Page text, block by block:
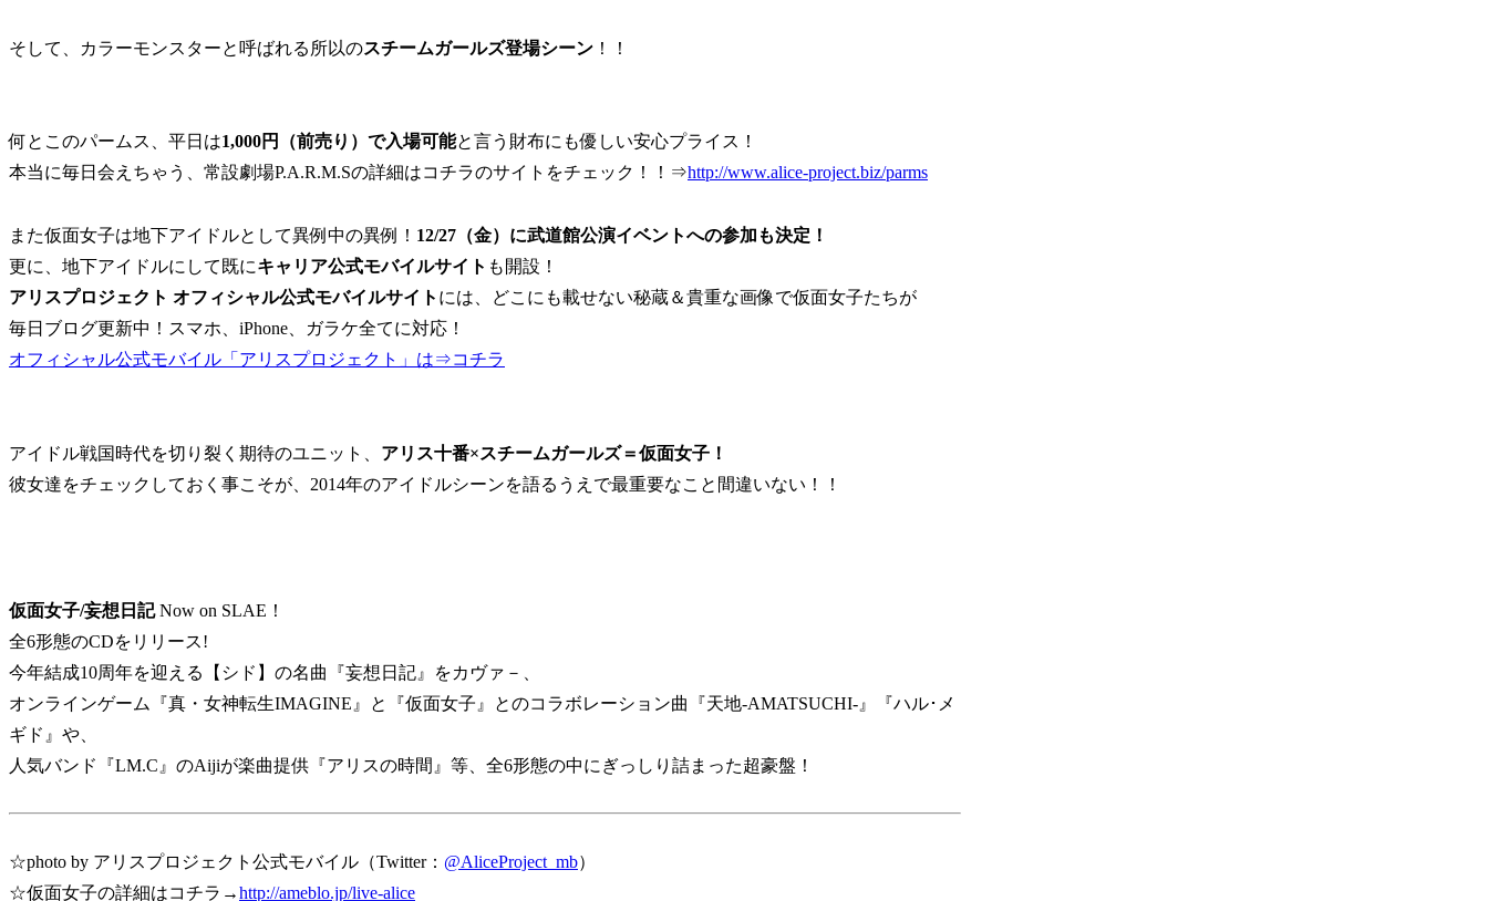
そして、カラーモンスターと呼ばれる所以のスチームガールズ登場シーン ！！
何とこのパームス、平日は1,000円（前売り）で入場可能と言う財布にも優しい安心プライス！
本当に毎日会えちゃう、常設劇場P.A.R.M.Sの詳細はコチラのサイトをチェック！！⇒http://www.alice-project.biz/parms
また仮面女子は地下アイドルとして異例中の異例！ 12/27（金）に武道館公演イベントへの参加も決定！
更に、地下アイドルにして既にキャリア公式モバイルサイト も開設！
アリスプロジェクト オフィシャル公式モバイルサイト には、どこにも載せない秘蔵＆貴重な画像で仮面女子たちが
毎日ブログ更新中！スマホ、iPhone、ガラケ全てに対応！
オフィシャル公式モバイル「アリスプロジェクト」は⇒コチラ
アイドル戦国時代を切り裂く期待のユニット、 アリス十番×スチームガールズ＝仮面女子！
彼女達をチェックしておく事こそが、2014年のアイドルシーンを語るうえで最重要なこと間違いない！！
仮面女子/妄想日記Now on SLAE！
全6形態のCDをリリース!
今年結成10周年を迎える【シド】の名曲『妄想日記』をカヴァ－、
オンラインゲーム『真・女神転生IMAGINE』と『仮面女子』とのコラボレーション曲『天地-AMATSUCHI-』『ハル･メ
ギド』や、
人気バンド『LM.C』のAijiが楽曲提供『アリスの時間』等、全6形態の中にぎっしり詰まった超豪盤！
☆photo by アリスプロジェクト公式モバイル（Twitter： @AliceProject_mb）
☆仮面女子の詳細はコチラ→http://ameblo.jp/live-alice